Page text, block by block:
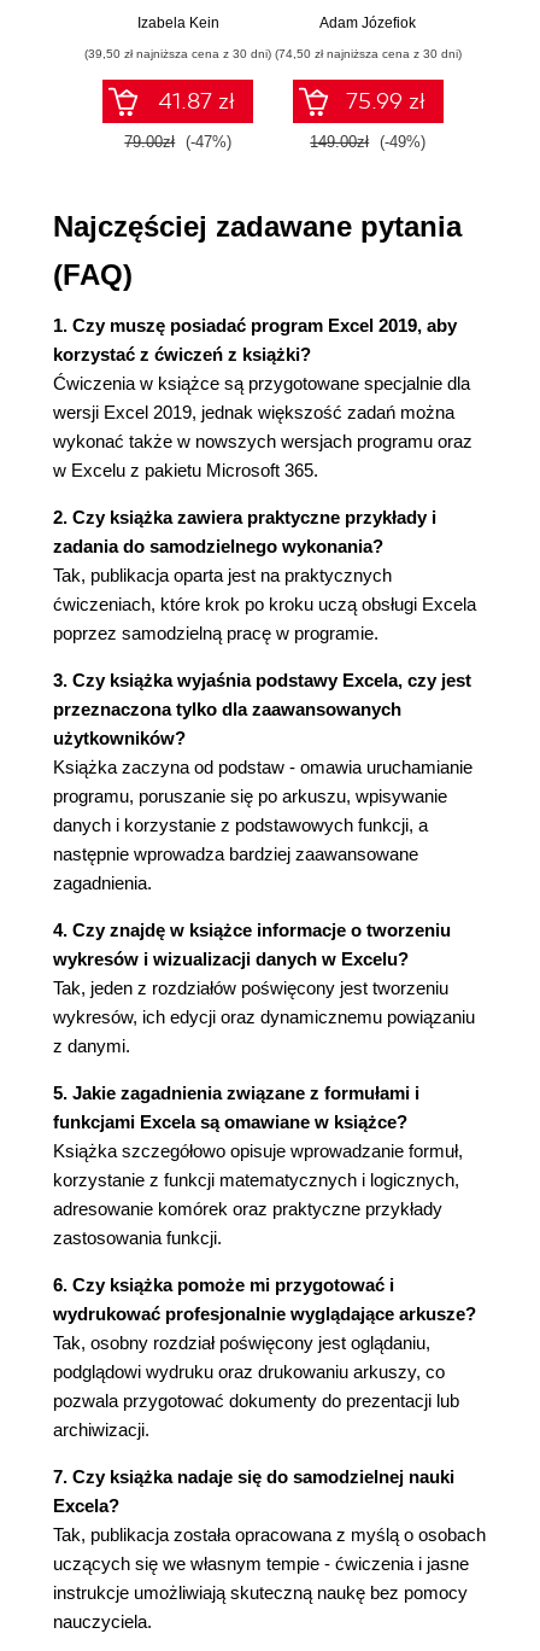
Wprowadzenie 77
Zaznaczanie zakresów 78
Wprowadzenie 87
Czyszczenie komórki 87
Edycja zawartości komórki 91
Edytowanie komentarza 94
Wstawianie wierszy i kolumn 94
Usuwanie wierszy i kolumn 97
Wstawianie i usuwanie komórek 98
Kopiowanie za pomocą schowka 100
Przesuwanie (przenoszenie) danych za pomocą
Kopiowanie i przesuwanie przez przeciąganie
myszą 110
Rozdział 6. Formatowanie 115
Wprowadzenie 115
Tło, obramowania i kolor pisma 119
Automatyczne formatowanie tabel - style 122
Usuwanie formatowania 124
Data 125
Czas 131
Malarz formatów 133
Ukrywanie i odkrywanie wierszy i kolumn 135
Rozdział 7. Formuły i funkcje 139
Wprowadzenie 139
Sumowanie 140
Excel jest doskonałym kalkulatorem 149
Adresy względne, bezwzględne i mieszane 152
Przykłady użycia funkcji 155
Rozdział 8. Wykresy 165
Wprowadzenie 165
Tworzenie wykresów 166
Wykresy są dynamicznie połączone z danymi 180
Rozdział 9. Oglądanie i drukowanie arkuszy 183
Wprowadzenie 183
Oglądanie 184
Podgląd wydruku 188
Drukowanie 191
przykłady i
Izabela Kein
(39,50 zł najniższa cena z 30 dni)
41.87 zł
79.00zł (-47%)
Adam Józefiok
(74,50 zł najniższa cena z 30 dni)
75.99 zł
149.00zł (-49%)
Najczęściej zadawane pytania
(FAQ)
1. Czy muszę posiadać program Excel 2019, aby
korzystać z ćwiczeń z książki?
Ćwiczenia w książce są przygotowane specjalnie dla
wersji Excel 2019, jednak większość zadań można
wykonać także w nowszych wersjach programu oraz
w Excelu z pakietu Microsoft 365.
2. Czy książka zawiera praktyczne przykłady i
zadania do samodzielnego wykonania?
Tak, publikacja oparta jest na praktycznych
ćwiczeniach, które krok po kroku uczą obsługi Excela
poprzez samodzielną pracę w programie.
3. Czy książka wyjaśnia podstawy Excela, czy jest
przeznaczona tylko dla zaawansowanych
użytkowników?
Książka zaczyna od podstaw - omawia uruchamianie
programu, poruszanie się po arkuszu, wpisywanie
danych i korzystanie z podstawowych funkcji, a
następnie wprowadza bardziej zaawansowane
zagadnienia.
4. Czy znajdę w książce informacje o tworzeniu
wykresów i wizualizacji danych w Excelu?
Tak, jeden z rozdziałów poświęcony jest tworzeniu
wykresów, ich edycji oraz dynamicznemu powiązaniu
z danymi.
5. Jakie zagadnienia związane z formułami i
funkcjami Excela są omawiane w książce?
Książka szczegółowo opisuje wprowadzanie formuł,
korzystanie z funkcji matematycznych i logicznych,
adresowanie komórek oraz praktyczne przykłady
zastosowania funkcji.
6. Czy książka pomoże mi przygotować i
wydrukować profesjonalnie wyglądające arkusze?
Tak, osobny rozdział poświęcony jest oglądaniu,
podglądowi wydruku oraz drukowaniu arkuszy, co
pozwala przygotować dokumenty do prezentacji lub
archiwizacji.
7. Czy książka nadaje się do samodzielnej nauki
Excela?
Tak, publikacja została opracowana z myślą o osobach
uczących się we własnym tempie - ćwiczenia i jasne
instrukcje umożliwiają skuteczną naukę bez pomocy
nauczyciela.